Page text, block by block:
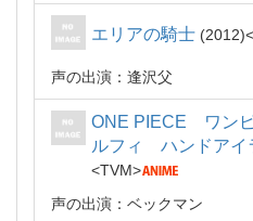
エリアの騎士 2012
声の出演：逢沢父
ONE PIECE ワン
ルフィ ハンドアイ
TVM
声の出演：ベックマン